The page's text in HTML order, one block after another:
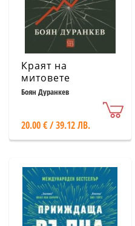
Краят на
митовете
Боян Дуранкев
20.00 € / 39.12 ЛВ.